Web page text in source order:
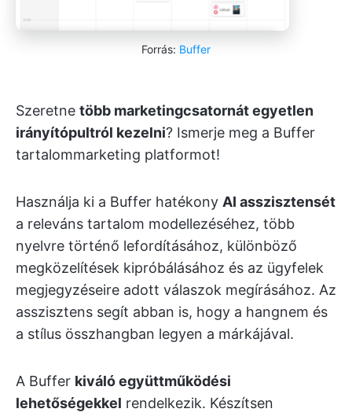
Forrás: Buffer
Szeretne több marketingcsatornát egyetlen
irányítópultról kezelni? Ismerje meg a Buffer
tartalommarketing platformot!
Használja ki a Buffer hatékony AI asszisztensét
a releváns tartalom modellezéséhez, több
nyelvre történő lefordításához, különböző
megközelítések kipróbálásához és az ügyfelek
megjegyzéseire adott válaszok megírásához. Az
asszisztens segít abban is, hogy a hangnem és
a stílus összhangban legyen a márkájával.
A Buffer kiváló együttműködési
lehetőségekkel rendelkezik. Készítsen